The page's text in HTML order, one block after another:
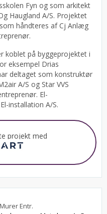
Fyn og som arkitekt
Haugland A/S. Projektet
håndteres af Cj Anlæg
koblet på byggeprojektet i
eksempel Drias
deltaget som konstruktør
A/S og Star VVS
El-
installation A/S.
projekt med
Murer Entr.